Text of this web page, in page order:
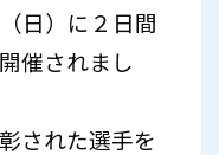
日）に２日間
催されまし
された選手を